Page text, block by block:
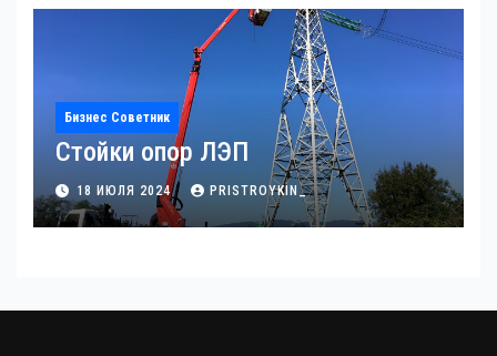
Бизнес Советник
Стойки опор ЛЭП
18 ИЮЛЯ 2024 PRISTROYKIN_